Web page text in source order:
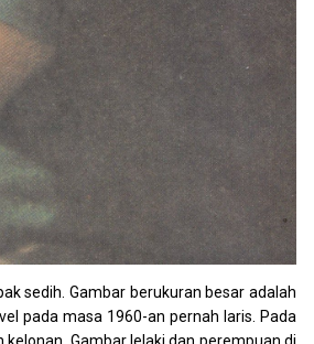
sedih. Gambar berukuran besar adalah
pada masa 1960-an pernah laris. Pada